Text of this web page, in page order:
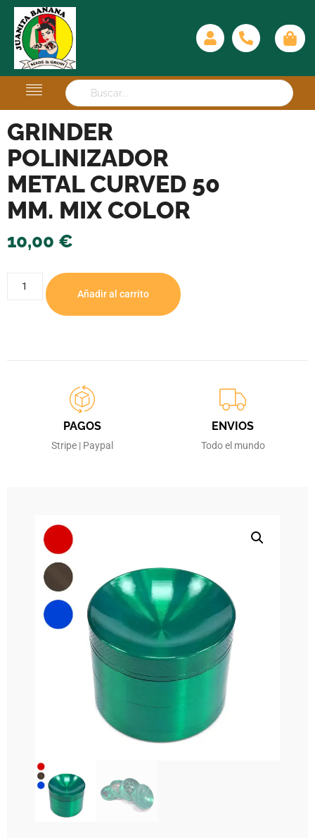
GRINDER
POLINIZADOR
METAL CURVED 50
MM. MIX COLOR
10,00 €
Añadir al carrito
PAGOS
Stripe | Paypal
ENVIOS
Todo el mundo